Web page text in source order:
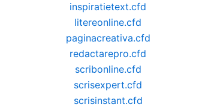
inspiratietext.cfd
litereonline.cfd
paginacreativa.cfd
redactarepro.cfd
scribonline.cfd
scrisexpert.cfd
scrisinstant.cfd